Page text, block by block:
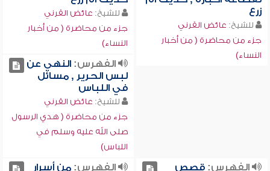
زرع
للشيخ: عائض القرني
جزء من محاضرة ( من أخبار
النساء)
للشيخ: عائض القرني
جزء من محاضرة ( من أخبار
النساء)
الفهرس:النهي عن
لبس الحرير , مسائل
في اللباس
للشيخ: عائض القرني
جزء من محاضرة ( هدي الرسول
صلى الله عليه وسلم في
اللباس)
الفهرس:قصص
الفهرس:من أسرار